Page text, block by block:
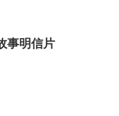
事明信片